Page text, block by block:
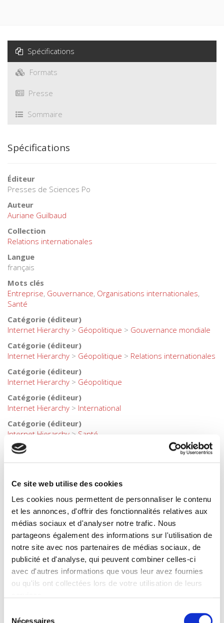
Ce site web utilise des cookies
Les cookies nous permettent de personnaliser le contenu
et les annonces, d'offrir des fonctionnalités relatives aux
médias sociaux et d'analyser notre trafic. Nous
partageons également des informations sur l'utilisation de
notre site avec nos partenaires de médias sociaux, de
publicité et d'analyse, qui peuvent combiner celles-ci
avec d'autres informations que vous leur avez fournies
ou qu'ils ont collectées lors de votre utilisation de leurs
Nécessaires
Spécifications
Formats
Presse
Sommaire
Spécifications
Éditeur
Presses de Sciences Po
Auteur
Auriane Guilbaud
Collection
Relations internationales
Langue
français
Mots clés
Entreprise, Gouvernance, Organisations internationales,
Santé
Catégorie (éditeur)
Internet Hierarchy > Géopolitique > Gouvernance mondiale
Catégorie (éditeur)
Internet Hierarchy > Géopolitique > Relations internationales
Catégorie (éditeur)
Internet Hierarchy > Géopolitique
Catégorie (éditeur)
Internet Hierarchy > International
Catégorie (éditeur)
Internet Hierarchy > Santé
Catégorie (éditeur)
Internet Hierarchy>Société
POL000000 POLITICAL SCIENCE
BIC subject category (UK)
H Humanities
Code publique Onix
01 Grand public
CLIL (Version 2013-2019 )
3283 SCIENCES POLITIQUES
Crédit
Presses de Sciences Po
18 juin 2015